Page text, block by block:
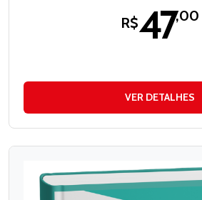
R$47,00
VER DETALHES